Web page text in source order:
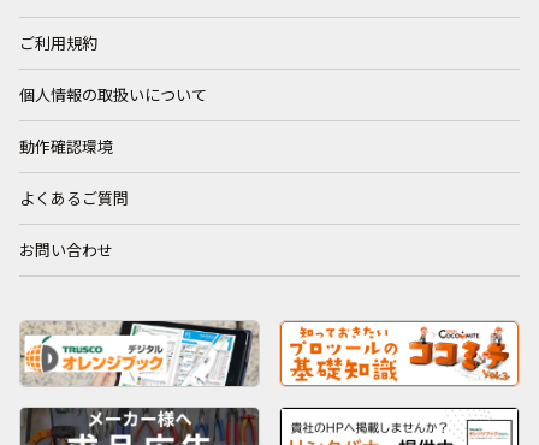
ご利用規約
個人情報の取扱いについて
動作確認環境
よくあるご質問
お問い合わせ